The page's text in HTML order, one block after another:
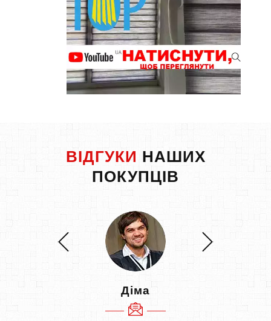
ВІДГУКИ НАШИХ
ПОКУПЦІВ
Діма